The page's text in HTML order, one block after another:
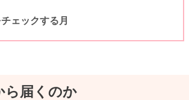
ェックする月
ら届くのか